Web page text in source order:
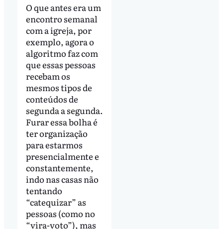
O que antes era um
encontro semanal
com a igreja, por
exemplo, agora o
algoritmo faz com
que essas pessoas
recebam os
mesmos tipos de
conteúdos de
segunda a segunda.
Furar essa bolha é
ter organização
para estarmos
presencialmente e
constantemente,
indo nas casas não
tentando
“catequizar” as
pessoas (como no
“vira-voto”), mas